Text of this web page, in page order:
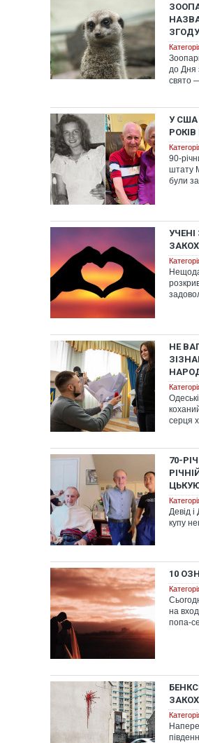
до Дня
свято
У США
90-
штату
були
НЕ
серця
70-
Девід
купу
10
на
попа-